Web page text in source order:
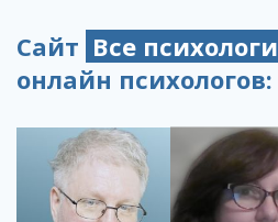
Сайт Все психологи
онлайн психологов: